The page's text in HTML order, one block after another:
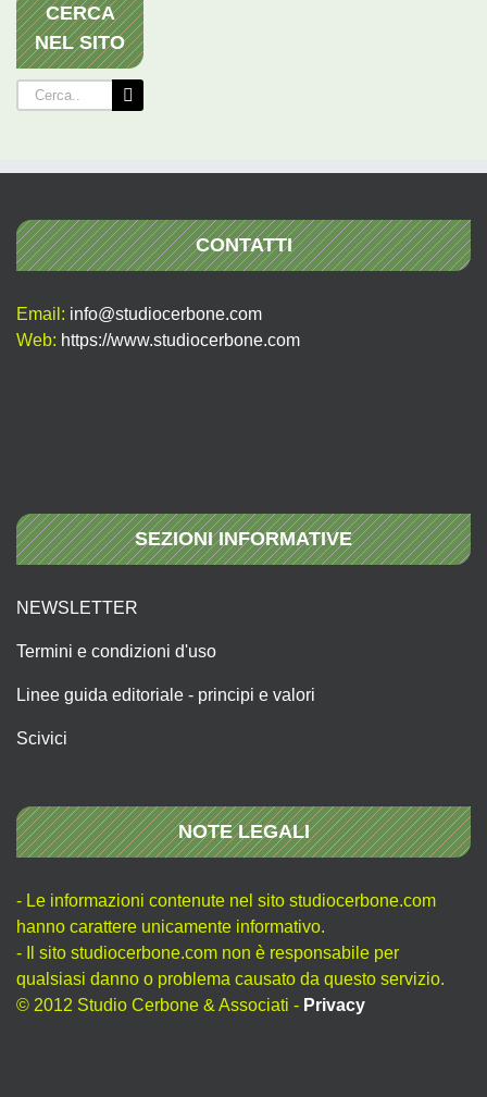
CERCA
NEL SITO
Cerca
per:
CONTATTI
Email: info@studiocerbone.com
Web: https://www.studiocerbone.com
SEZIONI INFORMATIVE
NEWSLETTER
Termini e condizioni d'uso
Linee guida editoriale - principi e valori
Scivici
NOTE LEGALI
- Le informazioni contenute nel sito studiocerbone.com
hanno carattere unicamente informativo.
- Il sito studiocerbone.com non è responsabile per
qualsiasi danno o problema causato da questo servizio.
© 2012 Studio Cerbone & Associati - Privacy